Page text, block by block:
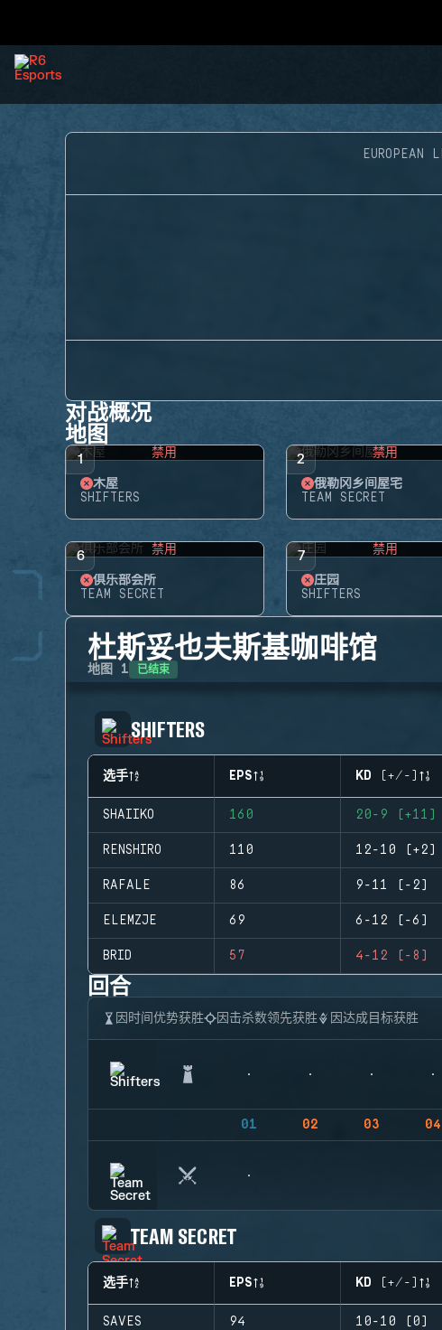
EUROPEAN
对战概况
地图
1 禁用
木屋
SHIFTERS
2 禁用
俄勒冈乡间屋宅
TEAM SECRET
6 禁用
俱乐部会所
TEAM SECRET
7 禁用
庄园
SHIFTERS
杜斯妥也夫斯基咖啡馆
地图 1 已结束
SHIFTERS
选手 EPS KD (+/-)
SHAIIKO 160 20-9 (+11)
RENSHIRO 110 12-10 (+2)
RAFALE 86 9-11 (-2)
ELEMZJE 69 6-12 (-6)
BRID 57 4-12 (-8)
回合
因时间优势获胜 因击杀数领先获胜 因达成目标获胜
01 02 03 04
TEAM SECRET
选手 EPS KD (+/-)
SAVES 94 10-10 (0)